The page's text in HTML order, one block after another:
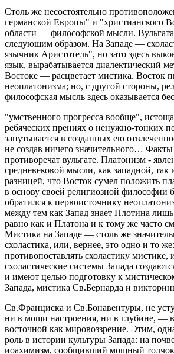
Столь же несостоятельно
германской Европы" и "христианского
области — философской мысли.
следующим образом. На Западе —
язычник Аристотель", но зато здесь
язык, вырабатывается диалектический
Востоке — расцветает мистика. Восток
неоплатонизма; но, с другой стороны,
философская мысль здесь оказывается
"умственного прогресса вообще",
ребяческих прениях о ненужно-тонких
запутывается в созданных ею
не создав ничего значительного…
противоречат вульгате. Платонизм -
средневековой мысли, как западной, так
разницей, что Восток сумел положить
в основу своей религиозной философии
обратился к первоисточнику
между тем как Запад знает Плотина
равно как и Платона и к тому же часто
Мистика на Западе — столь же
схоластика, или, вернее, это одно и то
противопоставлять схоластику мистике,
схоластические системы Запада
и имеют целью подготовку к
Запада, мистика Св.Бернарда и
Св.Франциска и Св.Бонавентуры, не
ни в мощи настроения, ни в глубине, —
восточной как мировоззрение. Этим,
роль в истории культуры Запада: на
иоахимизм, сообщивший мощный